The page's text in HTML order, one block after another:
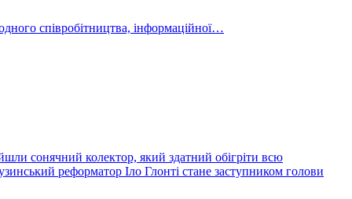
співробітництва, інформаційної…
сонячний колектор, який здатний обігріти всю
реформатор Іло Глонті стане заступником голови